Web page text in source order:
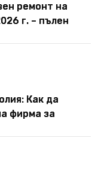
ремонт на
г. – пълен
Как да
фирма за